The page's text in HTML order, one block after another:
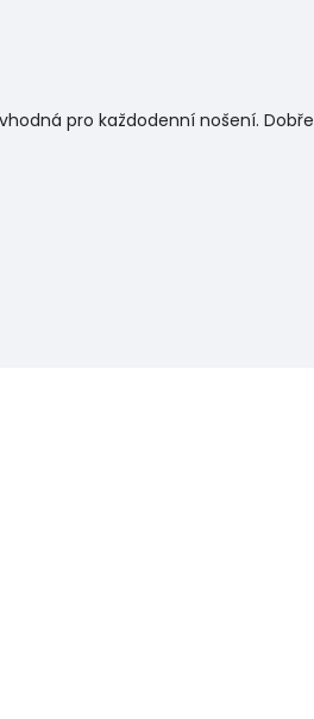
pro každodenní nošení. Dobře